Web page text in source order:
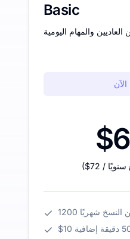
Basic
$6
($72 سنويًا
من النسخ شهريًا